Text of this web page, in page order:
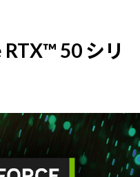
50 シリ